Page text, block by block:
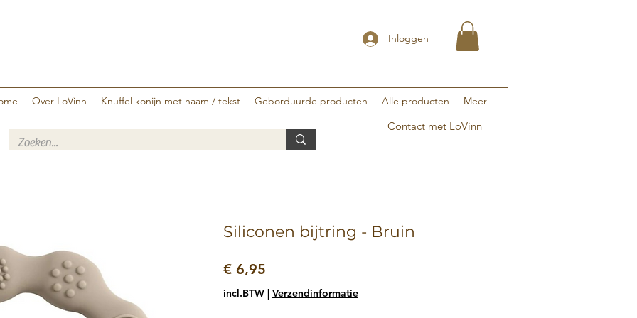
Inloggen
Over LoVinn Knuffel konijn met naam / tekst Geborduurde producten Alle producten Meer
Contact met LoVinn
Siliconen bijtring - Bruin
€ 6,95
incl.BTW | Verzendinformatie